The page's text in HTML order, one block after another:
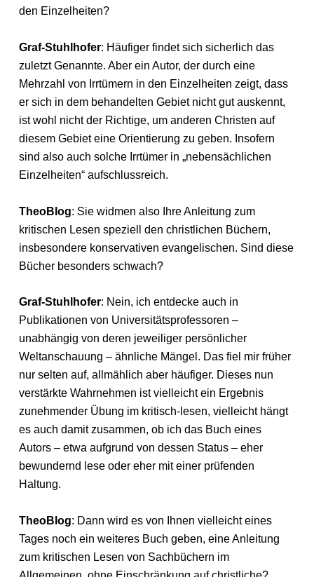
den Einzelheiten?
Graf-Stuhlhofer: Häufiger findet sich sicherlich das
zuletzt Genannte. Aber ein Autor, der durch eine
Mehrzahl von Irrtümern in den Einzelheiten zeigt, dass
er sich in dem behandelten Gebiet nicht gut auskennt,
ist wohl nicht der Richtige, um anderen Christen auf
diesem Gebiet eine Orientierung zu geben. Insofern
sind also auch solche Irrtümer in „nebensächlichen
Einzelheiten“ aufschlussreich.
TheoBlog: Sie widmen also Ihre Anleitung zum
kritischen Lesen speziell den christlichen Büchern,
insbesondere konservativen evangelischen. Sind diese
Bücher besonders schwach?
Graf-Stuhlhofer: Nein, ich entdecke auch in
Publikationen von Universitätsprofessoren –
unabhängig von deren jeweiliger persönlicher
Weltanschauung – ähnliche Mängel. Das fiel mir früher
nur selten auf, allmählich aber häufiger. Dieses nun
verstärkte Wahrnehmen ist vielleicht ein Ergebnis
zunehmender Übung im kritisch-lesen, vielleicht hängt
es auch damit zusammen, ob ich das Buch eines
Autors – etwa aufgrund von dessen Status – eher
bewundernd lese oder eher mit einer prüfenden
Haltung.
TheoBlog: Dann wird es von Ihnen vielleicht eines
Tages noch ein weiteres Buch geben, eine Anleitung
zum kritischen Lesen von Sachbüchern im